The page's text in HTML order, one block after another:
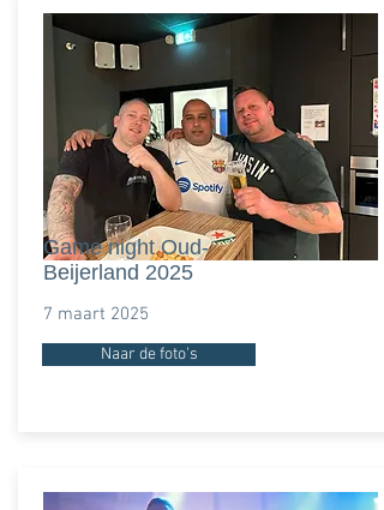
Game night Oud-
Beijerland 2025
7 maart 2025
Naar de foto's